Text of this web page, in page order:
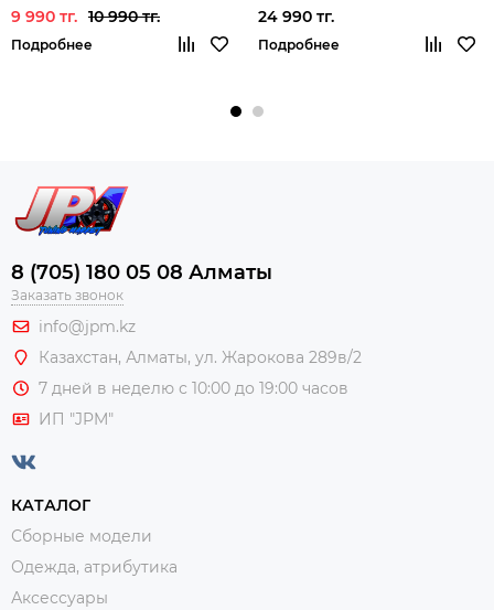
9 990 тг. 10 990 тг.
Подробнее
24 990 тг.
Подробнее
8 (705) 180 05 08 Алматы
Заказать звонок
info@jpm.kz
Казахстан, Алматы, ул. Жарокова 289в/2
7 дней в неделю с 10:00 до 19:00 часов
ИП "JPM"
КАТАЛОГ
Сборные модели
Одежда, атрибутика
Аксессуары